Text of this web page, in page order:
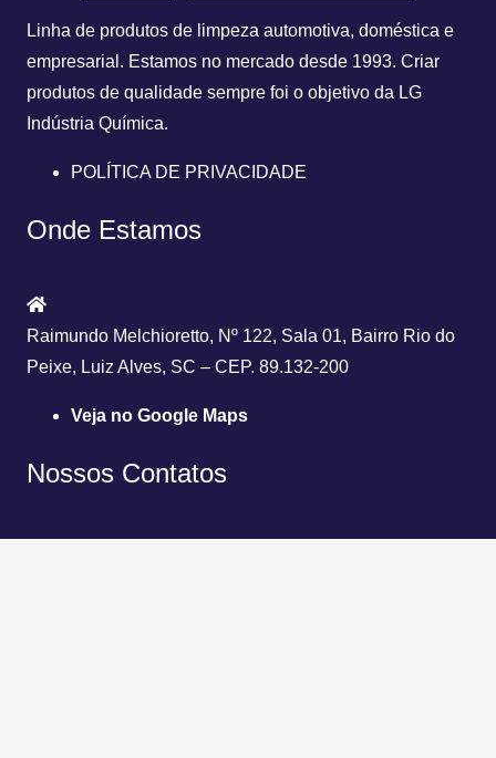
Linha de produtos de limpeza automotiva, doméstica e
empresarial. Estamos no mercado desde 1993. Criar
produtos de qualidade sempre foi o objetivo da LG
Indústria Química.
POLÍTICA DE PRIVACIDADE
Onde Estamos
Raimundo Melchioretto, Nº 122, Sala 01, Bairro Rio do
Peixe, Luiz Alves, SC – CEP. 89.132-200
Veja no Google Maps
Nossos Contatos